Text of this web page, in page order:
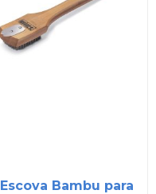
Escova Bambu para